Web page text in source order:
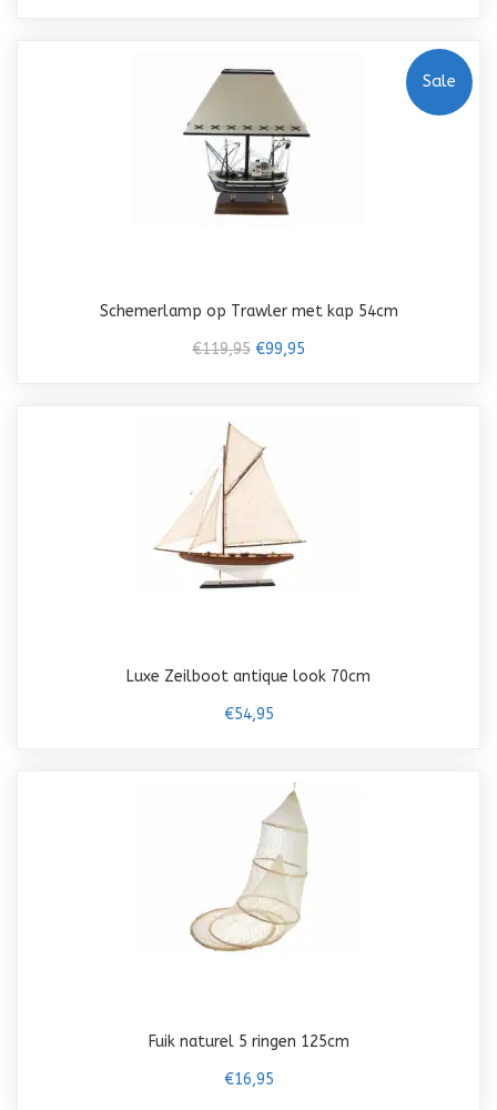
Sale
Schemerlamp op Trawler met kap 54cm
€119,95 €99,95
Luxe Zeilboot antique look 70cm
€54,95
Fuik naturel 5 ringen 125cm
€16,95